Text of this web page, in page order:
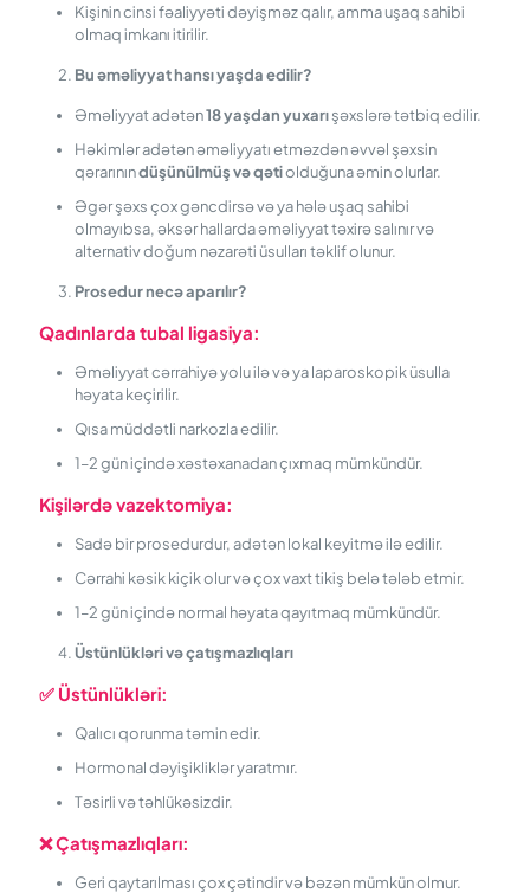
Kişinin cinsi fəaliyyəti dəyişməz qalır, amma uşaq sahibi
olmaq imkanı itirilir.
Bu əməliyyat hansı yaşda edilir?
Əməliyyat adətən18 yaşdan yuxarışəxslərə tətbiq edilir.
Həkimlər adətən əməliyyatı etməzdən əvvəl şəxsin
qərarınındüşünülmüş və qətiolduğuna əmin olurlar.
Əgər şəxs çox gəncdirsə və ya hələ uşaq sahibi
olmayıbsa, əksər hallarda əməliyyat təxirə salınır və
alternativ doğum nəzarəti üsulları təklif olunur.
Prosedur necə aparılır?
Qadınlarda tubal ligasiya:
Əməliyyat cərrahiyə yolu ilə və ya laparoskopik üsulla
həyata keçirilir.
Qısa müddətli narkozla edilir.
1–2 gün içində xəstəxanadan çıxmaq mümkündür.
Kişilərdə vazektomiya:
Sadə bir prosedurdur, adətən lokal keyitmə ilə edilir.
Cərrahi kəsik kiçik olur və çox vaxt tikiş belə tələb etmir.
1–2 gün içində normal həyata qayıtmaq mümkündür.
Üstünlükləri və çatışmazlıqları
✅ Üstünlükləri:
Qalıcı qorunma təmin edir.
Hormonal dəyişikliklər yaratmır.
Təsirli və təhlükəsizdir.
❌Çatışmazlıqları:
Geri qaytarılması çox çətindir və bəzən mümkün olmur.